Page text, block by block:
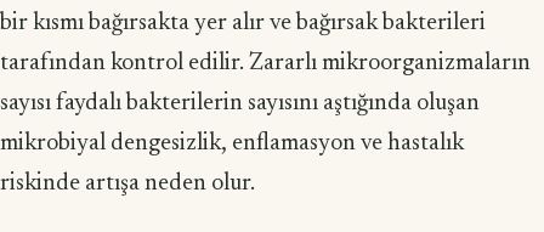
bir kısmı bağırsakta yer alır ve bağırsak bakte­rileri
tarafından kontrol edilir. Zararlı mikroorganizmaların
sayısı faydalı bakte­rilerin sayısını aştığında oluşan
mikrobiyal dengesizlik, enflamasyon ve hastalık
riskinde artışa neden olur.